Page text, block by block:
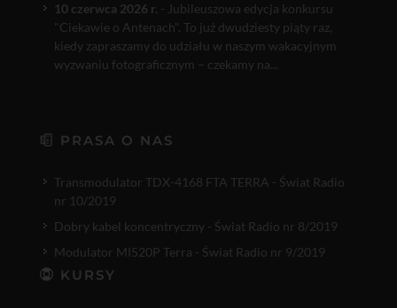
10 czerwca 2026 r. - Jubileuszowa edycja konkursu
"Ciekawie o Antenach". To już dwudziesty piąty raz,
kiedy zapraszamy do udziału w naszym wakacyjnym
wyzwaniu fotograficznym – czekamy na...
PRASA O NAS
Transmodulator TDX-4168 FTA TERRA - Świat Radio
nr 10/2019
Dobry kabel koncentryczny - Świat Radio nr 8/2019
Modulator MI520P Terra - Świat Radio nr 9/2019
KURSY